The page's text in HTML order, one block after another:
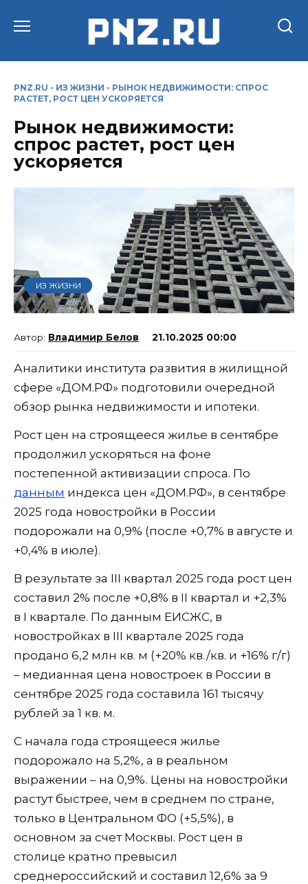
PNZ.RU - ИЗ ЖИЗНИ - РЫНОК НЕДВИЖИМОСТИ: СПРОС
РАСТЕТ, РОСТ ЦЕН УСКОРЯЕТСЯ
Рынок недвижимости:
спрос растет, рост цен
ускоряется
ИЗ ЖИЗНИ
Владимир Белов 21.10.2025 00:00
Аналитики института развития в жилищной
сфере «ДОМ.РФ» подготовили очередной
обзор рынка недвижимости и ипотеки.
Рост цен на строящееся жилье в сентябре
продолжил ускоряться на фоне
постепенной активизации спроса. По
данным индекса цен «ДОМ.РФ», в сентябре
2025 года новостройки в России
подорожали на 0,9% (после +0,7% в августе и
+0,4% в июле).
В результате за III квартал 2025 года рост цен
составил 2% после +0,8% в II квартал и +2,3%
в I квартале. По данным ЕИСЖС, в
новостройках в III квартале 2025 года
продано 6,2 млн кв. м (+20% кв./кв. и +16% г/г)
– медианная цена новостроек в России в
сентябре 2025 года составила 161 тысячу
рублей за 1 кв. м.
С начала года строящееся жилье
подорожало на 5,2%, а в реальном
выражении – на 0,9%. Цены на новостройки
растут быстрее, чем в среднем по стране,
только в Центральном ФО (+5,5%), в
основном за счет Москвы. Рост цен в
столице кратно превысил
среднероссийский и составил 12,6% за 9